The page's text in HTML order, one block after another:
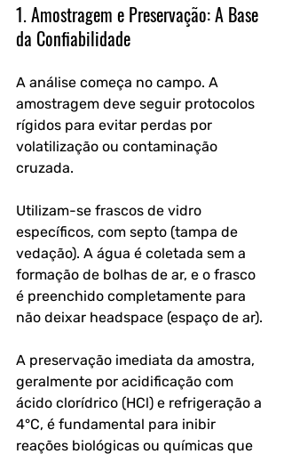
1. Amostragem e Preservação: A Base
da Confiabilidade
A análise começa no campo. A
amostragem deve seguir protocolos
rígidos para evitar perdas por
volatilização ou contaminação
cruzada.
Utilizam-se frascos de vidro
específicos, com septo (tampa de
vedação). A água é coletada sem a
formação de bolhas de ar, e o frasco
é preenchido completamente para
não deixar headspace (espaço de ar).
A preservação imediata da amostra,
geralmente por acidificação com
ácido clorídrico (HCl) e refrigeração a
4°C, é fundamental para inibir
reações biológicas ou químicas que